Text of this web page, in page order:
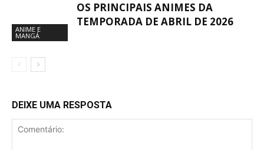
ANIME E
MANGÁ
OS PRINCIPAIS ANIMES DA
TEMPORADA DE ABRIL DE 2026
DEIXE UMA RESPOSTA